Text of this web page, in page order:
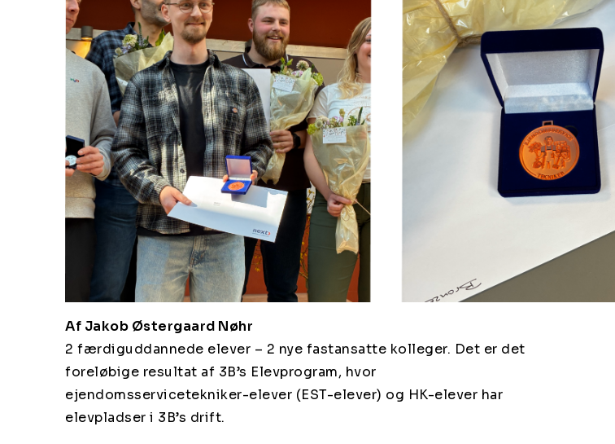
Af Jakob Østergaard Nøhr
2 færdiguddannede elever – 2 nye fastansatte kolleger. Det er det
foreløbige resultat af 3B’s Elevprogram, hvor
ejendomsservicetekniker-elever (EST-elever) og HK-elever har
elevpladser i 3B’s drift.